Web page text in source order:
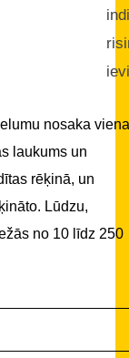
nosaka
laukums un
rēķinā, un
Lūdzu,
no 10 līdz 250